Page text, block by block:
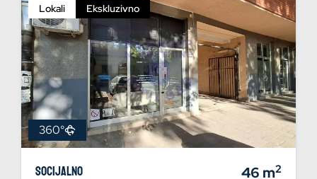
Lokali Ekskluzivno
360°
Socijalno 46 m2